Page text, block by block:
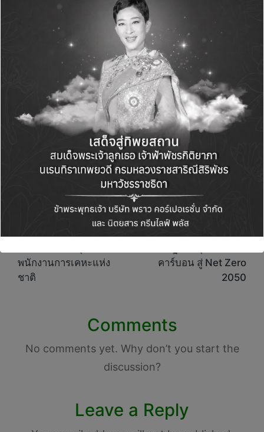
Green Life+
View All Posts
navigation
การเคหะแห่งชาติร่วม
พนักงานการเคหะแห่ง
ชาติ
TCMA ชู Co-
processing ผสานการ
คาร์บอน สู่ Net Zero
2050
Comments
No comments yet. Why don’t you start the
discussion?
Leave a Reply